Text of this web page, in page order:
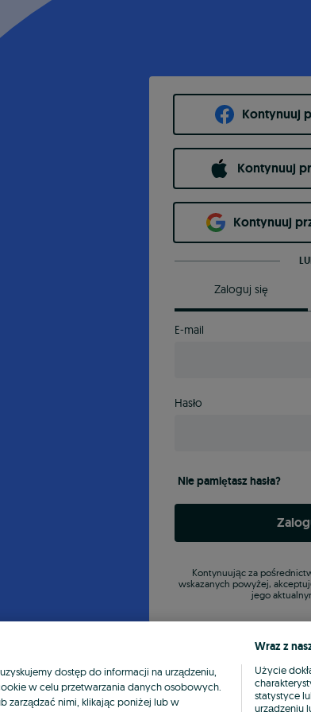
Kontynuuj
Kontynuuj
Kontynuuj
Zaloguj się
E-mail
Hasło
Nie pamiętasz hasła?
Kontynuując za
wskazanych powyżej,
jego
dostęp do informacji na urządzeniu,
w celu przetwarzania danych osobowych.
zarządzać nimi, klikając poniżej lub w
Wraz z
Użycie
statystyce
urządzeniu